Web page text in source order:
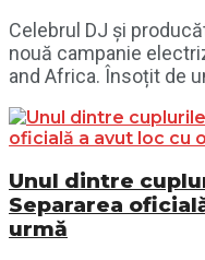
Celebrul DJ și
nouă campanie
and Africa. Însoțit de
Unul dintre
Separarea
urmă